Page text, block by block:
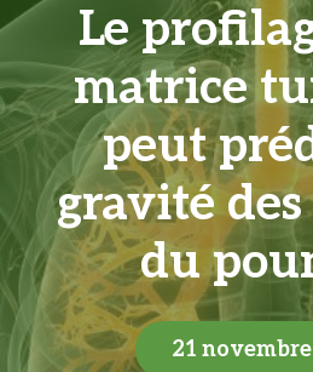
Le
matrice
peut
gravité
du
21